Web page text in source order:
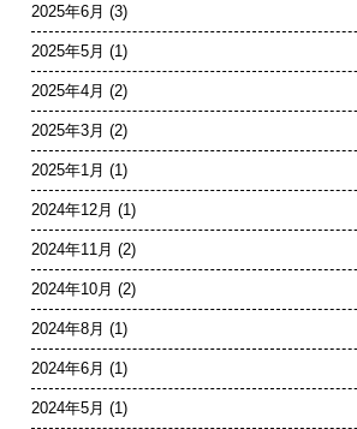
2025年6月 (3)
2025年5月 (1)
2025年4月 (2)
2025年3月 (2)
2025年1月 (1)
2024年12月 (1)
2024年11月 (2)
2024年10月 (2)
2024年8月 (1)
2024年6月 (1)
2024年5月 (1)